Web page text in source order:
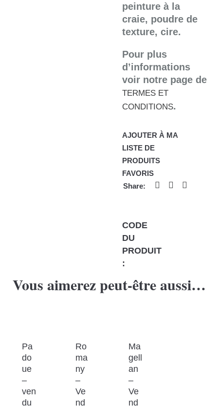
peinture à la
craie, poudre de
texture, cire.
Pour plus
d’informations
voir notre page de
TERMES ET
CONDITIONS.
AJOUTER À MA
LISTE DE
PRODUITS
FAVORIS
CODE
DU
PRODUIT
:
Vous aimerez peut-être aussi…
Pa
do
ue
–
ven
du
Ro
ma
ny
–
Ve
nd
Ma
gell
an
–
Ve
nd